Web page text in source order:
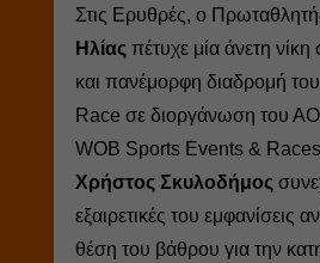
Στις Ερυθρές, ο
Ηλίας πέτυχε μία άνετη νίκη
και πανέμορφη διαδρομή
Race σε διοργάνωση του
WOB Sports Events &
Χρήστος Σκυλοδήμος
εξαιρετικές του εμφανίσεις
θέση του βάθρου για την